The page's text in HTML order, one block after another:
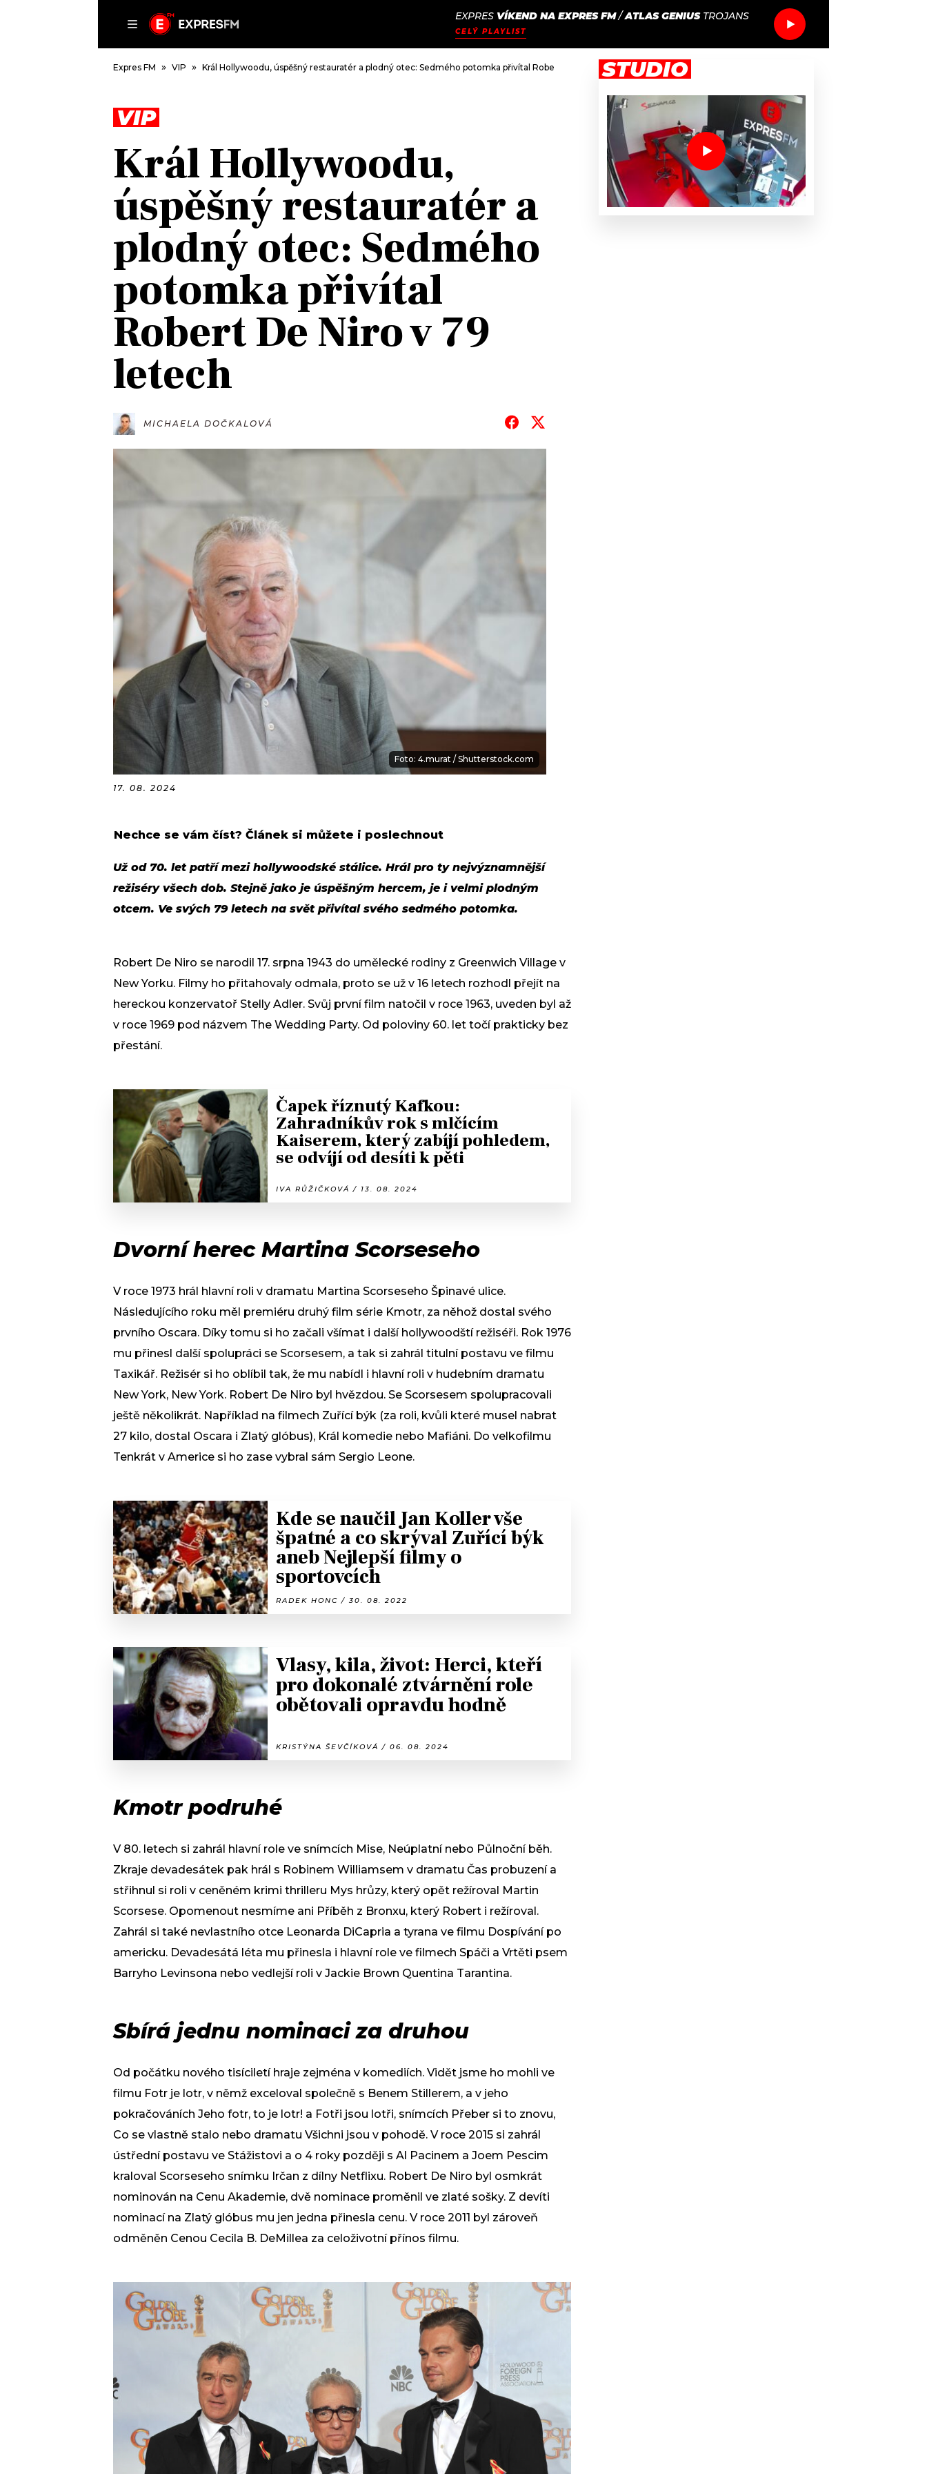
SEZNAM.CZ
EXPRES VÍKEND NA EXPRES FM/ATLAS GENIUS TROJANS
CELÝ PLAYLIST
DOMŮ
ČLÁNKY
HUDBA
ROZHOVORY
#NEBUDUDOMA
KALENDÁŘ
KVÍZY
VIP
TRENDY
KULTURA
MIX
OSTATNÍ
PODCASTY
JAK NALADIT
RÁDIO
PROGRAM
JAK NALADIT
SOUTĚŽE
Expres FM VIP Král Hollywoodu, úspěšný restauratér a plodný otec: Sedmého potomka přivítal Robert De Niro v 79 letech
VIP
Král Hollywoodu,
úspěšný restauratér a
plodný otec: Sedmého
potomka přivítal
Robert De Niro v 79
letech
MICHAELA DOČKALOVÁ
Foto: 4.murat / Shutterstock.com
17. 08. 2024
Nechce se vám číst? Článek si můžete i poslechnout
Už od 70. let patří mezi hollywoodské stálice. Hrál pro ty nejvýznamnější
režiséry všech dob. Stejně jako je úspěšným hercem, je i velmi plodným
otcem. Ve svých 79 letech na svět přivítal svého sedmého potomka.
Robert De Niro se narodil 17. srpna 1943 do umělecké rodiny z Greenwich Village v
New Yorku. Filmy ho přitahovaly odmala, proto se už v 16 letech rozhodl přejít na
hereckou konzervatoř Stelly Adler. Svůj první film natočil v roce 1963, uveden byl až
v roce 1969 pod názvem The Wedding Party. Od poloviny 60. let točí prakticky bez
přestání.
Čapek říznutý Kafkou:
Zahradníkův rok s mlčícím
Kaiserem, který zabíjí pohledem,
se odvíjí od desíti k pěti
IVA RŮŽIČKOVÁ / 13. 08. 2024
Dvorní herec Martina Scorseseho
V roce 1973 hrál hlavní roli v dramatu Martina Scorseseho Špinavé ulice.
Následujícího roku měl premiéru druhý film série Kmotr, za něhož dostal svého
prvního Oscara. Díky tomu si ho začali všímat i další hollywoodští režiséři. Rok 1976
mu přinesl další spolupráci se Scorsesem, a tak si zahrál titulní postavu ve filmu
Taxikář. Režisér si ho oblíbil tak, že mu nabídl i hlavní roli v hudebním dramatu
New York, New York. Robert De Niro byl hvězdou. Se Scorsesem spolupracovali
ještě několikrát. Například na filmech Zuřící býk (za roli, kvůli které musel nabrat
27 kilo, dostal Oscara i Zlatý glóbus), Král komedie nebo Mafiáni. Do velkofilmu
Tenkrát v Americe si ho zase vybral sám Sergio Leone.
Kde se naučil Jan Koller vše
špatné a co skrýval Zuřící býk
aneb Nejlepší filmy o
sportovcích
RADEK HONC / 30. 08. 2022
Vlasy, kila, život: Herci, kteří
pro dokonalé ztvárnění role
obětovali opravdu hodně
KRISTÝNA ŠEVČÍKOVÁ / 06. 08. 2024
Kmotr podruhé
V 80. letech si zahrál hlavní role ve snímcích Mise, Neúplatní nebo Půlnoční běh.
Zkraje devadesátek pak hrál s Robinem Williamsem v dramatu Čas probuzení a
střihnul si roli v ceněném krimi thrilleru Mys hrůzy, který opět režíroval Martin
Scorsese. Opomenout nesmíme ani Příběh z Bronxu, který Robert i režíroval.
Zahrál si také nevlastního otce Leonarda DiCapria a tyrana ve filmu Dospívání po
americku. Devadesátá léta mu přinesla i hlavní role ve filmech Spáči a Vrtěti psem
Barryho Levinsona nebo vedlejší roli v Jackie Brown Quentina Tarantina.
Sbírá jednu nominaci za druhou
Od počátku nového tisíciletí hraje zejména v komediích. Vidět jsme ho mohli ve
filmu Fotr je lotr, v němž exceloval společně s Benem Stillerem, a v jeho
pokračováních Jeho fotr, to je lotr! a Fotři jsou lotři, snímcích Přeber si to znovu,
Co se vlastně stalo nebo dramatu Všichni jsou v pohodě. V roce 2015 si zahrál
ústřední postavu ve Stážistovi a o 4 roky později s Al Pacinem a Joem Pescim
kraloval Scorseseho snímku Irčan z dílny Netflixu. Robert De Niro byl osmkrát
nominován na Cenu Akademie, dvě nominace proměnil ve zlaté sošky. Z devíti
nominací na Zlatý glóbus mu jen jedna přinesla cenu. V roce 2011 byl zároveň
odměněn Cenou Cecila B. DeMillea za celoživotní přínos filmu.
STUDIO